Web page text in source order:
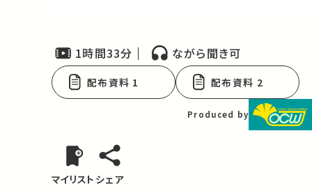
1時間33分 ながら聞き可
配布資料 1 配布資料 2
Produced by
マイリスト シェア